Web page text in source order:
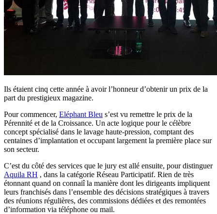
Ils étaient cinq cette année à avoir l’honneur d’obtenir un prix de la
part du prestigieux magazine.
Pour commencer, Eléphant Bleu s’est vu remettre le prix de la
Pérennité et de la Croissance. Un acte logique pour le célèbre
concept spécialisé dans le lavage haute-pression, comptant des
centaines d’implantation et occupant largement la première place sur
son secteur.
C’est du côté des services que le jury est allé ensuite, pour distinguer
Aquila RH , dans la catégorie Réseau Participatif. Rien de très
étonnant quand on connaiî la manière dont les dirigeants impliquent
leurs franchisés dans l’ensemble des décisions stratégiques à travers
des réunions régulières, des commissions dédiées et des remontées
d’information via téléphone ou mail.